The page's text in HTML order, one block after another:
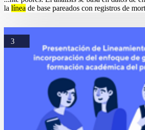
la línea de base pareados con registros de
3